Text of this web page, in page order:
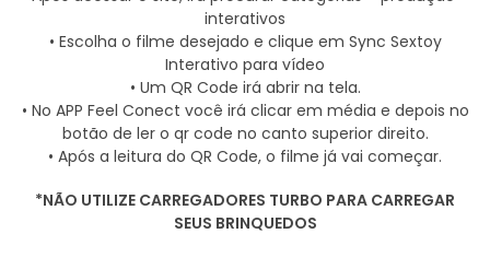
interativos
• Escolha o filme desejado e clique em Sync Sextoy
Interativo para vídeo
• Um QR Code irá abrir na tela.
• No APP Feel Conect você irá clicar em média e depois no
botão de ler o qr code no canto superior direito.
• Após a leitura do QR Code, o filme já vai começar.
*NÃO UTILIZE CARREGADORES TURBO PARA CARREGAR
SEUS BRINQUEDOS